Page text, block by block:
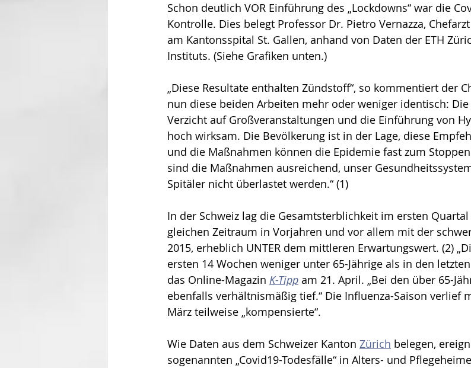
Schon deutlich VOR Einführung des „Lockdowns“ war die
Kontrolle. Dies belegt Professor Dr. Pietro Vernazza,
am Kantonsspital St. Gallen, anhand von Daten der ETH
Instituts. (Siehe Grafiken unten.)
„Diese Resultate enthalten Zündstoff“, so kommentiert der
nun diese beiden Arbeiten mehr oder weniger identisch:
Verzicht auf Großveranstaltungen und die Einführung von
hoch wirksam. Die Bevölkerung ist in der Lage, diese
und die Maßnahmen können die Epidemie fast zum
sind die Maßnahmen ausreichend, unser
Spitäler nicht überlastet werden.“ (1)
In der Schweiz lag die Gesamtsterblichkeit im ersten
gleichen Zeitraum in Vorjahren und vor allem mit der
2015, erheblich UNTER dem mittleren Erwartungswert. (2)
ersten 14 Wochen weniger unter 65-Jährige als in den
das Online-Magazin K-Tipp am 21. April. „Bei den über 65-
ebenfalls verhältnismäßig tief.“ Die Influenza-Saison verlief
März teilweise „kompensierte“.
Wie Daten aus dem Schweizer Kanton Zürich belegen,
sogenannten „Covid19-Todesfälle“ in Alters- und